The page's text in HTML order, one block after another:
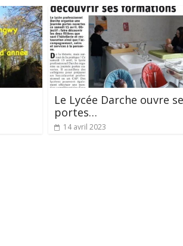
Le Lycée Darche ouvre
portes…
14 avril 2023